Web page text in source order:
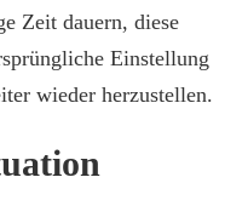
Zeit dauern, diese
Einstellung
wieder herzustellen.